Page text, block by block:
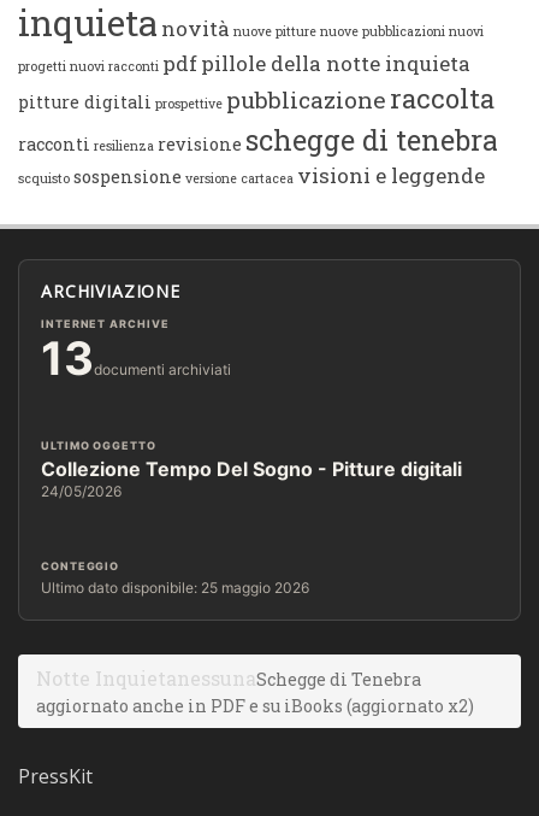
inquieta novità nuove pitture nuove pubblicazioni nuovi
progetti nuovi racconti pdfpillole della notte inquieta
pitture digitali prospettive pubblicazione raccolta
racconti resilienza revisione schegge di tenebra
scquisto sospensione versione cartacea visioni e leggende
ARCHIVIAZIONE
INTERNET ARCHIVE
13documenti archiviati
ULTIMO OGGETTO
Collezione Tempo Del Sogno - Pitture digitali
24/05/2026
CONTEGGIO
Ultimo dato disponibile: 25 maggio 2026
Notte InquietanessunaSchegge di Tenebra
aggiornato anche in PDF e su iBooks (aggiornato x2)
PressKit